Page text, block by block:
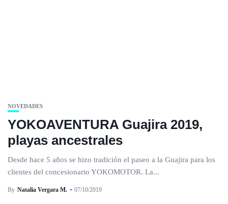
NOVEDADES
YOKOAVENTURA Guajira 2019,
playas ancestrales
Desde hace 5 años se hizo tradición el paseo a la Guajira para los
clientes del concesionario YOKOMOTOR. La...
By Natalia Vergara M. 07/10/2019